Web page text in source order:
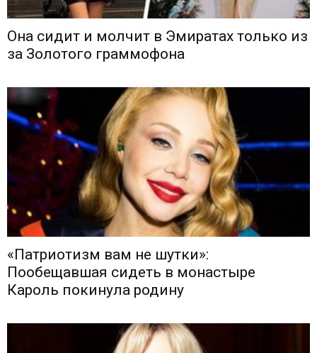
Она сидит и молчит в Эмиратах только из
за Золотого граммофона
«Патриотизм вам не шутки»:
Пообещавшая сидеть в монастыре
Кароль покинула родину